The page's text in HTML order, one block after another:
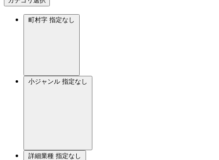
町村字 指定なし
小ジャンル 指定なし
詳細業種 指定なし